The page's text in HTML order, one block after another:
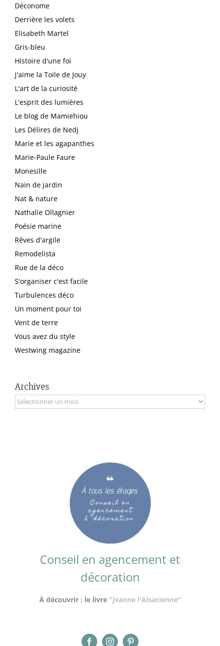
Déconome
Derrière les volets
Elisabeth Martel
Gris-bleu
Histoire d'une foi
J'aime la Toile de Jouy
L'art de la curiosité
L'esprit des lumières
Le blog de Mamiehiou
Les Délires de Nedj
Marie et les agapanthes
Marie-Paule Faure
Monesille
Nain de jardin
Nat & nature
Nathalie Ollagnier
Poésie marine
Rêves d'argile
Remodelista
Rue de la déco
S'organiser c'est facile
Turbulences déco
Un moment pour toi
Vent de terre
Vous avez du style
Westwing magazine
Archives
Archives
Conseil en agencement et
décoration
À découvrir : le livre "Jeanne l'Alsacienne"